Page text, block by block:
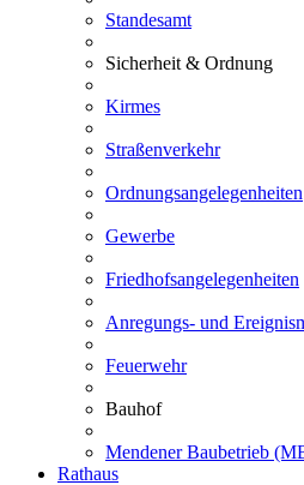
Standesamt
Sicherheit & Ordnung
Kirmes
Straßenverkehr
Ordnungsangelegenheiten
Gewerbe
Friedhofsangelegenheiten
Anregungs- und
Feuerwehr
Bauhof
Mendener Baubetrieb
Rathaus